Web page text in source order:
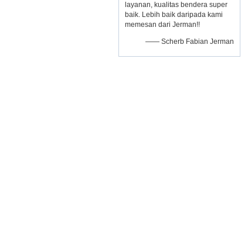
layanan, kualitas bendera super
baik. Lebih baik daripada kami
memesan dari Jerman!!
—— Scherb Fabian Jerman